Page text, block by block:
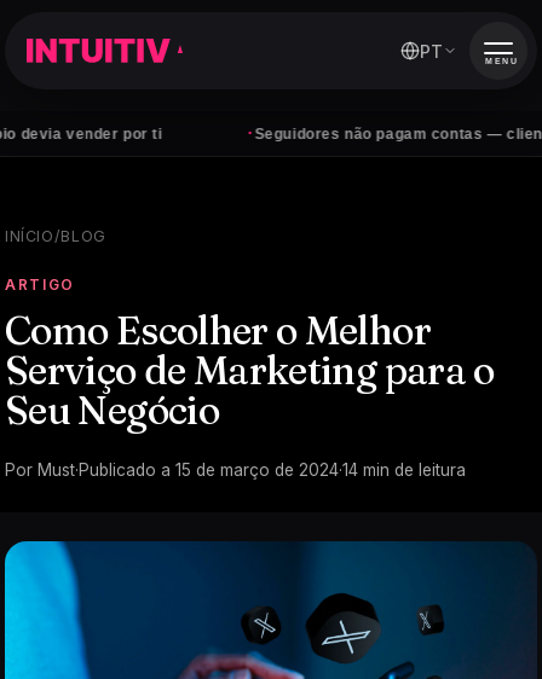
por ti Seguidores não pagam contas — clientes sim
PT MENU
INÍCIO/BLOG
ARTIGO
Como Escolher o Melhor
Serviço de Marketing para o
Seu Negócio
Por Must·Publicado a 15 de março de 2024·14 min de leitura